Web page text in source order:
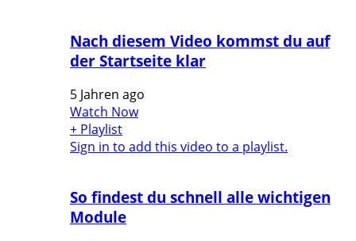
Nach diesem Video kommst du auf
der Startseite klar
5 Jahren ago
Watch Now
+ Playlist
Sign in to add this video to a playlist.
So findest du schnell alle wichtigen
Module